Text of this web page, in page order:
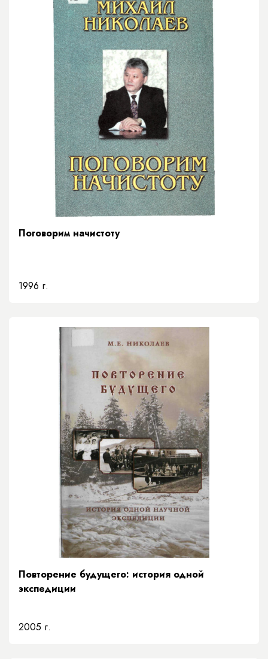
Поговорим начистоту
1996 г.
Повторение будущего: история одной
экспедиции
2005 г.